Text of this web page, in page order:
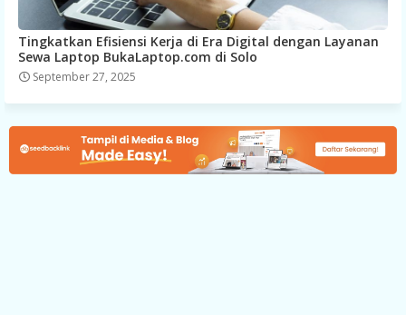
Tingkatkan Efisiensi Kerja di Era Digital dengan Layanan
Sewa Laptop BukaLaptop.com di Solo
September 27, 2025